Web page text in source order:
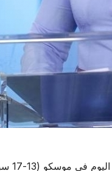
(13-17 سبتمبر 2024).